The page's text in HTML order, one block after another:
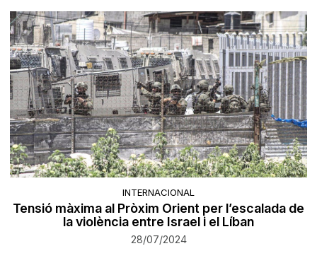
INTERNACIONAL
Tensió màxima al Pròxim Orient per l’escalada de
la violència entre Israel i el Líban
28/07/2024